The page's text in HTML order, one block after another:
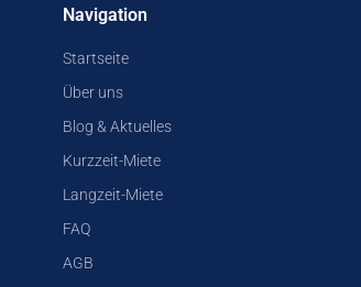
Navigation
Startseite
Über uns
Blog & Aktuelles
Kurzzeit-Miete
Langzeit-Miete
FAQ
AGB